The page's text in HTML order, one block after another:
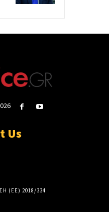
Us
(ΕΕ) 2018/334